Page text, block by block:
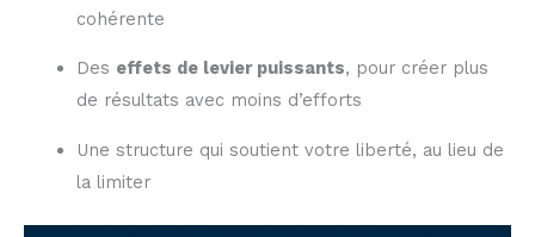
cohérente
Des effets de levier puissants, pour créer plus
de résultats avec moins d’efforts
Une structure qui soutient votre liberté, au lieu de
la limiter